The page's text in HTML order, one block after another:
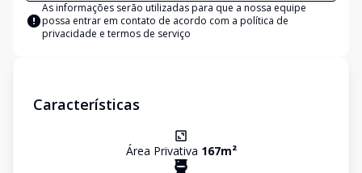
As informações serão utilizadas para que a nossa equipe
possa entrar em contato de acordo com a política de
privacidade e termos de serviço
Características
Área Privativa 167m²